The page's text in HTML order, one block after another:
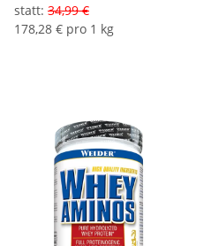
statt: 34,99 €
178,28 € pro 1 kg